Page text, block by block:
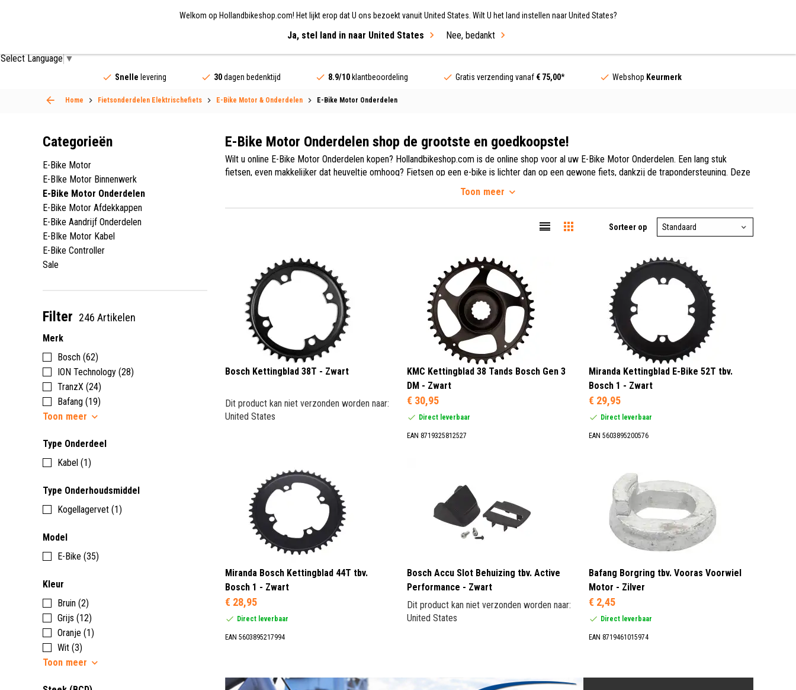
Nederland / EUR
Fietsen Merken Sale
Select Language▼
Welkom op Hollandbikeshop.com! Het lijkt erop dat U ons bezoekt vanuit United States. Wilt U het land instellen naar United States?
Ja, stel land in naar United States Nee, bedankt
Snelle levering 30dagen bedenktijd 8.9/10klantbeoordeling Gratis verzending vanaf € 75,00* Webshop Keurmerk
Home Fietsonderdelen Elektrischefiets E-Bike Motor & Onderdelen E-Bike Motor Onderdelen
Categorieën
E-Bike Motor
E-BIke Motor Binnenwerk
E-Bike Motor Onderdelen
E-Bike Motor Afdekkappen
E-Bike Aandrijf Onderdelen
E-BIke Motor Kabel
E-Bike Controller
Sale
Filter 246 Artikelen
Merk
Bosch (62)
ION Technology (28)
TranzX (24)
Bafang (19)
Toon meer
Type Onderdeel
Kabel (1)
Type Onderhoudsmiddel
Kogellagervet (1)
Model
E-Bike (35)
Kleur
Bruin (2)
Grijs (12)
Oranje (1)
Wit (3)
Toon meer
E-Bike Motor Onderdelen shop de grootste en goedkoopste!
Wilt u online E-Bike Motor Onderdelen kopen? Hollandbikeshop.com is de online shop voor al uw E-Bike Motor Onderdelen. Een lang stuk
fietsen, even makkelijker dat heuveltje omhoog? Fietsen op een e-bike is lichter dan op een gewone fiets, dankzij de trapondersteuning. Deze
breed assortiment E-Bike Motoren maar ook E-Bike Motor Onderdelen, van merken zoals Bikkel, Bosch, Panterra en Cortina.
Toon meer
Sorteer op
Bosch Kettingblad 38T - Zwart
Dit product kan niet verzonden worden naar:
United States
KMC Kettingblad 38 Tands Bosch Gen 3
DM - Zwart
€ 30,95
Direct leverbaar
EAN 8719325812527
Miranda Kettingblad E-Bike 52T tbv.
Bosch 1 - Zwart
€ 29,95
Direct leverbaar
EAN 5603895200576
Miranda Bosch Kettingblad 44T tbv.
Bosch 1 - Zwart
€ 28,95
Direct leverbaar
EAN 5603895217994
Bosch Accu Slot Behuizing tbv. Active
Performance - Zwart
Dit product kan niet verzonden worden naar:
United States
Bafang Borgring tbv. Vooras Voorwiel
Motor - Zilver
€ 2,45
Direct leverbaar
EAN 8719461015974